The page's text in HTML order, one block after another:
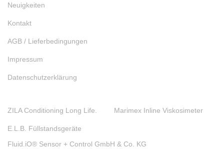
Neuigkeiten
Kontakt
AGB / Lieferbedingungen
Impressum
Datenschutzerklärung
ZILA Conditioning Long Life. Marimex Inline Viskosimeter
E.L.B. Füllstandsgeräte
Fluid.iO® Sensor + Control GmbH & Co. KG